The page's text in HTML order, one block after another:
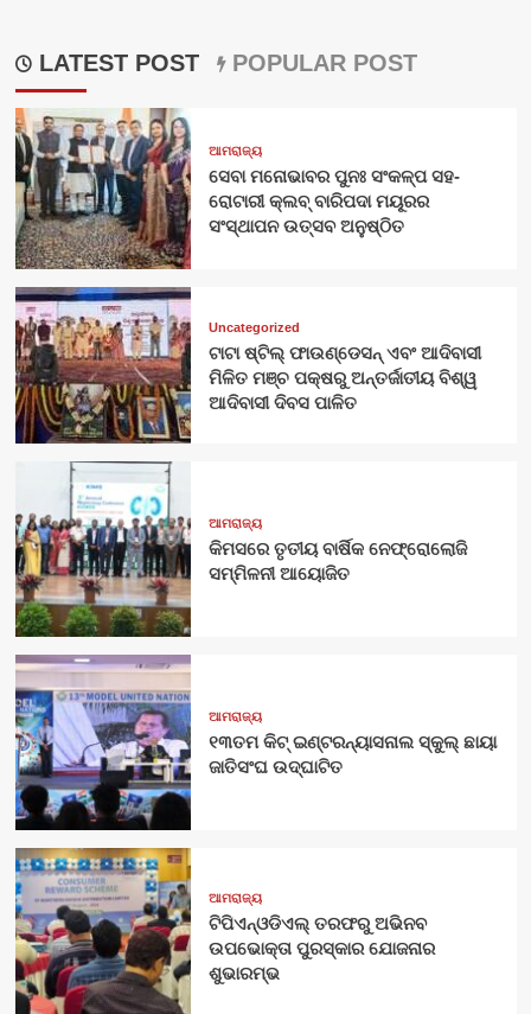
LATEST POST POPULAR POST
ଆମରାଜ୍ୟ
ସେବା ମନୋଭାବର ପୁନଃ ସଂକଳ୍ପ ସହ-
ରୋଟାରୀ କ୍ଲବ୍ ବାରିପଦା ମୟୂରର
ସଂସ୍ଥାପନ ଉତ୍ସବ ଅନୁଷ୍ଠିତ
Uncategorized
ଟାଟା ଷ୍ଟିଲ୍ ଫାଉଣ୍ଡେସନ୍ ଏବଂ ଆଦିବାସୀ
ମିଳିତ ମଞ୍ଚ ପକ୍ଷରୁ ଅନ୍ତର୍ଜାତୀୟ ବିଶ୍ୱ
ଆଦିବାସୀ ଦିବସ ପାଳିତ
ଆମରାଜ୍ୟ
କିମସରେ ତୃତୀୟ ବାର୍ଷିକ ନେଫ୍ରୋଲୋଜି
ସମ୍ମିଳନୀ ଆୟୋଜିତ
ଆମରାଜ୍ୟ
୧୩ତମ କିଟ୍ ଇଣ୍ଟରନ୍ୟାସନାଲ ସ୍କୁଲ୍ ଛାୟା
ଜାତିସଂଘ ଉଦ୍‍ଘାଟିତ
ଆମରାଜ୍ୟ
ଟିପିଏନ୍‌ଓଡିଏଲ୍‌ ତରଫରୁ ଅଭିନବ
ଉପଭୋକ୍ତା ପୁରସ୍କାର ଯୋଜନାର
ଶୁଭାରମ୍ଭ